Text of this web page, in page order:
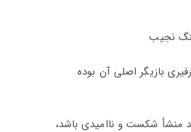
بازیگر اصلی آن بوده
منشأ شکست و ناامیدی باشد،